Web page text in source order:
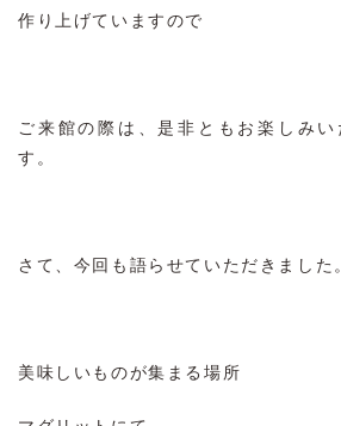
作り上げていますので
ご来館の際は、是非ともお楽しみい
す。
さて、今回も語らせていただきました
美味しいものが集まる場所